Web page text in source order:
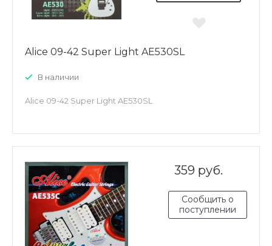
Alice 09-42 Super Light AE530SL
В наличии
Alice 09-42 Super Light AE530SL
359 руб.
Сообщить о
поступлении